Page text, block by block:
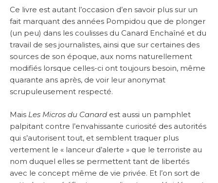
Ce livre est autant l’occasion d’en savoir plus sur un
fait marquant des années Pompidou que de plonger
(un peu) dans les coulisses du Canard Enchaîné et du
travail de ses journalistes, ainsi que sur certaines des
sources de son époque, aux noms naturellement
modifiés lorsque celles-ci ont toujours besoin, même
quarante ans après, de voir leur anonymat
scrupuleusement respecté.
Mais Les Micros du Canard est aussi un pamphlet
palpitant contre l’envahissante curiosité des autorités
qui s’autorisent tout, et semblent traquer plus
vertement le « lanceur d’alerte » que le terroriste au
nom duquel elles se permettent tant de libertés
avec le concept même de vie privée. Et l’on sort de